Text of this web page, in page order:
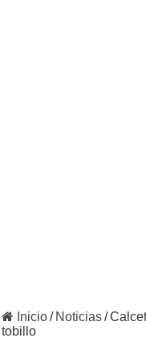
Inicio/ Noticias/
tobillo